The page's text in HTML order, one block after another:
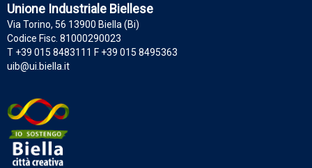
Unione Industriale Biellese
Via Torino, 56 13900 Biella (Bi)
Codice Fisc. 81000290023
T +39 015 8483111 F +39 015 8495363
uib@ui.biella.it